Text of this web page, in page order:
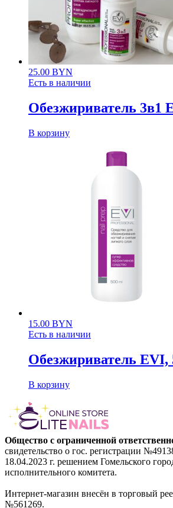
25.00 BYN
Есть в наличии
Обезжириватель 3в1
В корзину
15.00 BYN
Есть в наличии
Обезжириватель EVI,
В корзину
Общество с ограниченной
свидетельство о гос. регистрации
18.04.2023 г. решением Гомельского
исполнительного комитета.
Интернет-магазин внесён в торговый
№561269.